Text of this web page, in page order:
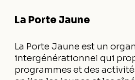
La Porte Jaune
La Porte Jaune est un
intergénérationnel qui
programmes et des